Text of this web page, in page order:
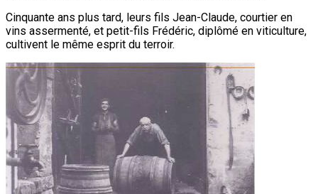
Cinquante ans plus tard, leurs fils Jean-Claude, courtier en
vins assermenté, et petit-fils Frédéric, diplômé en viticulture,
cultivent le même esprit du terroir.